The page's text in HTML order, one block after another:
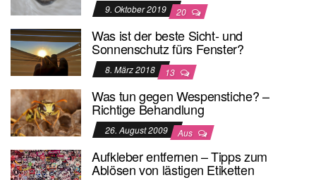
9. Oktober 2019 20
Was ist der beste Sicht- und
Sonnenschutz fürs Fenster?
8. März 2018 13
Was tun gegen Wespenstiche? –
Richtige Behandlung
26. August 2009 Aus
Aufkleber entfernen – Tipps zum
Ablösen von lästigen Etiketten